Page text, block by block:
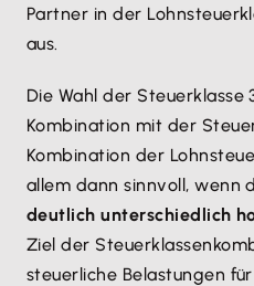
Partner in der
aus.
Die Wahl der Steuerklasse
Kombination mit der
Kombination der
allem dann sinnvoll, wenn
deutlich unterschiedlich
Ziel der
steuerliche Belastungen